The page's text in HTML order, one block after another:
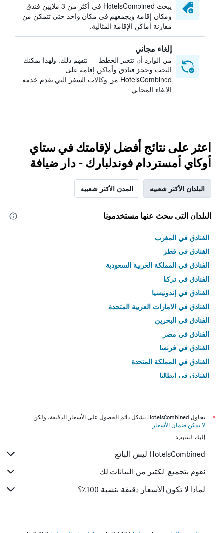
يبحث HotelsCombined في أكثر من 3 ملايين فندق
ومكان إقامة ويجمعهم في مكان واحد حتى تتمكن من
مقارنة أماكن الإقامة المثالية.
إلغاء مجاني
من الوارد أن تتغير الخطط — نتفهم ذلك. ولهذا يمكنك
البحث وحجز فنادق وأماكن إقامة على
HotelsCombined من وكالات السفر التي تقدم خدمة
الإلغاء المجاني
اعثر على نتائج أفضل لإقامتك في ستاي
أوكاي أمستردام فوندلبارك - دار ضيافة
البلدان الأكثر شعبية المدن الأكثر شعبية
البلدان التي يبحث عنها مستخدمونا
الفنادق في المغرب
الفنادق في قطر
الفنادق في المملكة العربية السعودية
الفنادق في تركيا
الفنادق في إندونيسيا
الفنادق في الامارات العربية المتحدة
الفنادق في البحرين
الفنادق في مصر
الفنادق في فرنسا
الفنادق في المملكة المتحدة
الفنادق في إيطاليا
*
يحاول HotelsCombined بشكل دائم الحصول على الأسعار الدقيقة، ولكن
لا يمكن ضمان الأسعار .
إليك السبب:
HotelsCombined ليس البائع
نقوم بتجميع الكثير من البيانات لك
لماذا لا تكون الأسعار دقيقة بنسبة 100٪؟